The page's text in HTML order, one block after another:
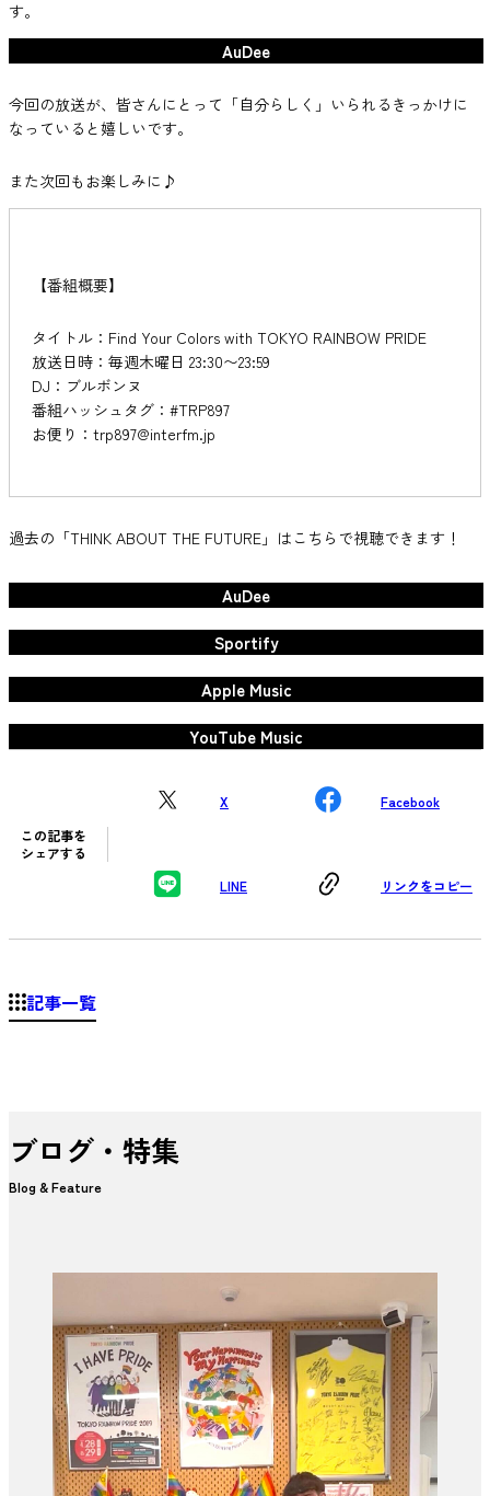
す。
AuDee
今回の放送が、皆さんにとって「自分らしく」いられるきっかけに
なっていると嬉しいです。
また次回もお楽しみに♪
【番組概要】
タイトル：Find Your Colors with TOKYO RAINBOW PRIDE
放送日時：毎週木曜日 23:30〜23:59
DJ：ブルボンヌ
番組ハッシュタグ：#TRP897
お便り：trp897@interfm.jp
過去の「THINK ABOUT THE FUTURE」はこちらで視聴できます！
AuDee
Sportify
Apple Music
YouTube Music
この記事を
シェアする
X Facebook
LINE リンクをコピー
記事一覧
ブログ・特集
Blog & Feature